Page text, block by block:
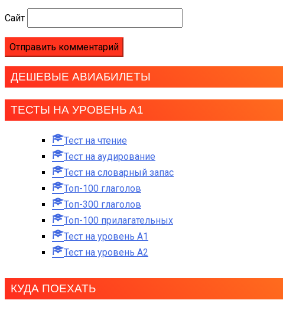
Сайт
ДЕШЕВЫЕ АВИАБИЛЕТЫ
ТЕСТЫ НА УРОВЕНЬ А1
Тест на чтение
Тест на аудирование
Тест на словарный запас
Топ-100 глаголов
Топ-300 глаголов
Топ-100 прилагательных
Тест на уровень A1
Тест на уровень A2
КУДА ПОЕХАТЬ